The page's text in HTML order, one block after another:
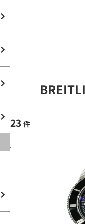
23 件